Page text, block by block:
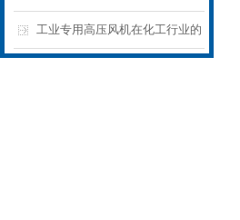
采用紧急关停措施吗？
工业专用高压风机在化工行业的